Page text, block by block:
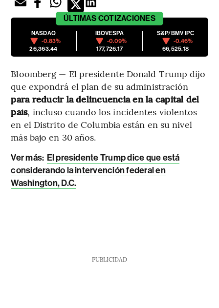
ÚLTIMAS COTIZACIONES
NASDAQ
-0.83%
26,363.44
IBOVESPA
-0.09%
177,726.17
S&P/BMV IPC
-0.46%
66,525.18
Bloomberg — El presidente Donald Trump dijo
que expondrá el plan de su administración
para reducir la delincuencia en la capital del
país, incluso cuando los incidentes violentos
en el Distrito de Columbia están en su nivel
más bajo en 30 años.
Ver más: El presidente Trump dice que está
considerando la intervención federal en
Washington, D.C.
PUBLICIDAD